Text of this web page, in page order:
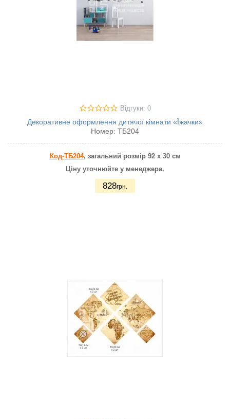
Відгуки: 0
Декоративне оформлення дитячої кімнати «Їжачки»
Номер: ТБ204
Код-ТБ204, загальний розмір 92 х 30 см
Ціну уточнюйте у менеджера.
828грн.